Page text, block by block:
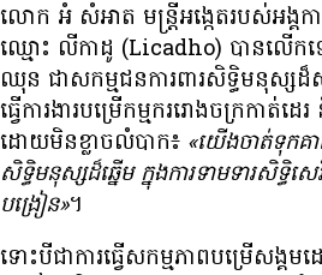
លោក អំ សំអាត មន្ត្រី​អង្កេត​របស់​អង្គកា
ឈ្មោះ លីកាដូ (Licadho) បាន​លើក​
ឈុន ជា​សកម្មជន​ការពារ​សិទ្ធិ​មនុស្ស​
ធ្វើ​ការងារ​បម្រើ​កម្មករ​រោងចក្រ​កាត់​ដ
ដោយ​មិន​ខ្លាច​លំបាក៖ «យើង​ចាត់​ទុក​គា
សិទ្ធិ​មនុស្ស​ដ៏​ឆ្នើម ក្នុង​ការ​ទាមទារ​សិទ្ធិ​ស
បង្រៀន»។
ទោះ​បី​ជា​ការ​ធ្វើ​សកម្មភាព​បម្រើ​សង្គ